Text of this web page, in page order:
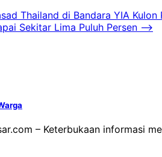
Thailand di Bandara YIA Kulon
Sekitar Lima Puluh Persen ⟶
– Keterbukaan informasi